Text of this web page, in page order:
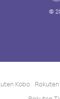
©
Kobo